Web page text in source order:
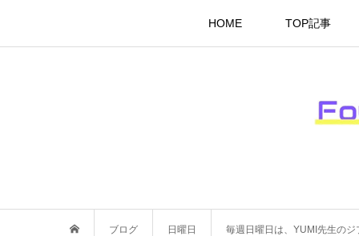
HOME TOP記事
ブログ 日曜日 毎週日曜日は、YUMI先生の